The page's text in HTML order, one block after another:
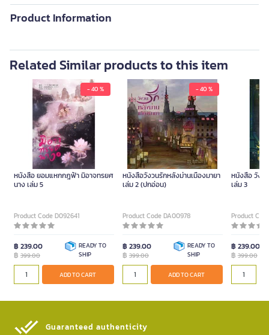
Product Information
Related Similar products to this item
- 40 %
หนังสือ ยอมแหกกฎฟ้า มิอาจทรยศ
นาง เล่ม 5
Product Code D092641
฿ 239.00
฿ 399.00
READY TO
SHIP
ADD TO CART
- 40 %
หนังสือวังวนรักหลังม่านเมืองมายา
เล่ม 2 (ปกอ่อน)
Product Code DA00978
฿ 239.00
฿ 399.00
READY TO
SHIP
ADD TO CART
หนังสือ วังว
เล่ม 3
Product
฿ 239.00
฿399.00
Guaranteed authenticity​